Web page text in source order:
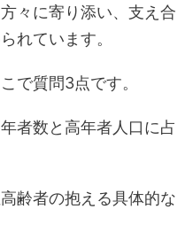
々に寄り添い、支え合
れています。
で質問3点です。
者数と高年者人口に占
齢者の抱える具体的な